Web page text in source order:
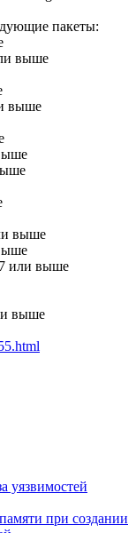
пакеты:
выше
выше
выше
или выше
выше
уязвимостей
при создании